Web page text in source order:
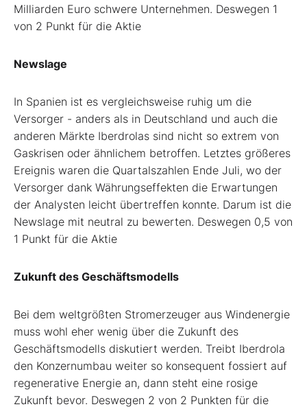
Milliarden Euro schwere Unternehmen. Deswegen 1
von 2 Punkt für die Aktie
Newslage
In Spanien ist es vergleichsweise ruhig um die
Versorger - anders als in Deutschland und auch die
anderen Märkte Iberdrolas sind nicht so extrem von
Gaskrisen oder ähnlichem betroffen. Letztes größeres
Ereignis waren die Quartalszahlen Ende Juli, wo der
Versorger dank Währungseffekten die Erwartungen
der Analysten leicht übertreffen konnte. Darum ist die
Newslage mit neutral zu bewerten. Deswegen 0,5 von
1 Punkt für die Aktie
Zukunft des Geschäftsmodells
Bei dem weltgrößten Stromerzeuger aus Windenergie
muss wohl eher wenig über die Zukunft des
Geschäftsmodells diskutiert werden. Treibt Iberdrola
den Konzernumbau weiter so konsequent fossiert auf
regenerative Energie an, dann steht eine rosige
Zukunft bevor. Deswegen 2 von 2 Punkten für die